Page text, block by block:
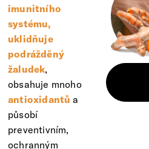
imunitního
systému,
uklidňuje
podrážděný
žaludek,
obsahuje mnoho
antioxidantů a
působí
preventivním,
ochranným